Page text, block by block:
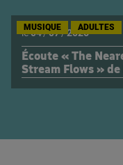
Écoute « The
Stream Flows »
le04/07/2026
MUSIQUE ADULTES